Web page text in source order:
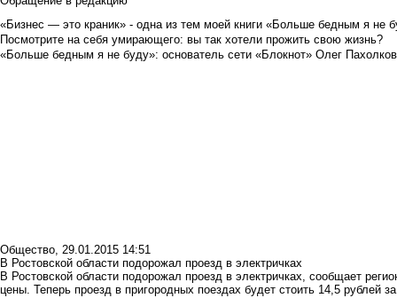
«Бизнес — это краник» - одна из тем моей книги «Больше бедным я не
Посмотрите на себя умирающего: вы так хотели прожить свою жизнь?
«Больше бедным я не буду»: основатель сети «Блокнот» Олег Пахолков
Общество, 29.01.2015 14:51
В Ростовской области подорожал проезд в электричках
В Ростовской области подорожал проезд в электричках, сообщает
цены. Теперь проезд в пригородных поездах будет стоить 14,5